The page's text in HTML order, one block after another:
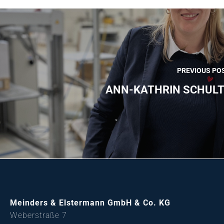
PREVIOUS
ANN-KATHRIN
Meinders & Elstermann GmbH & Co. KG
Weberstraße 7